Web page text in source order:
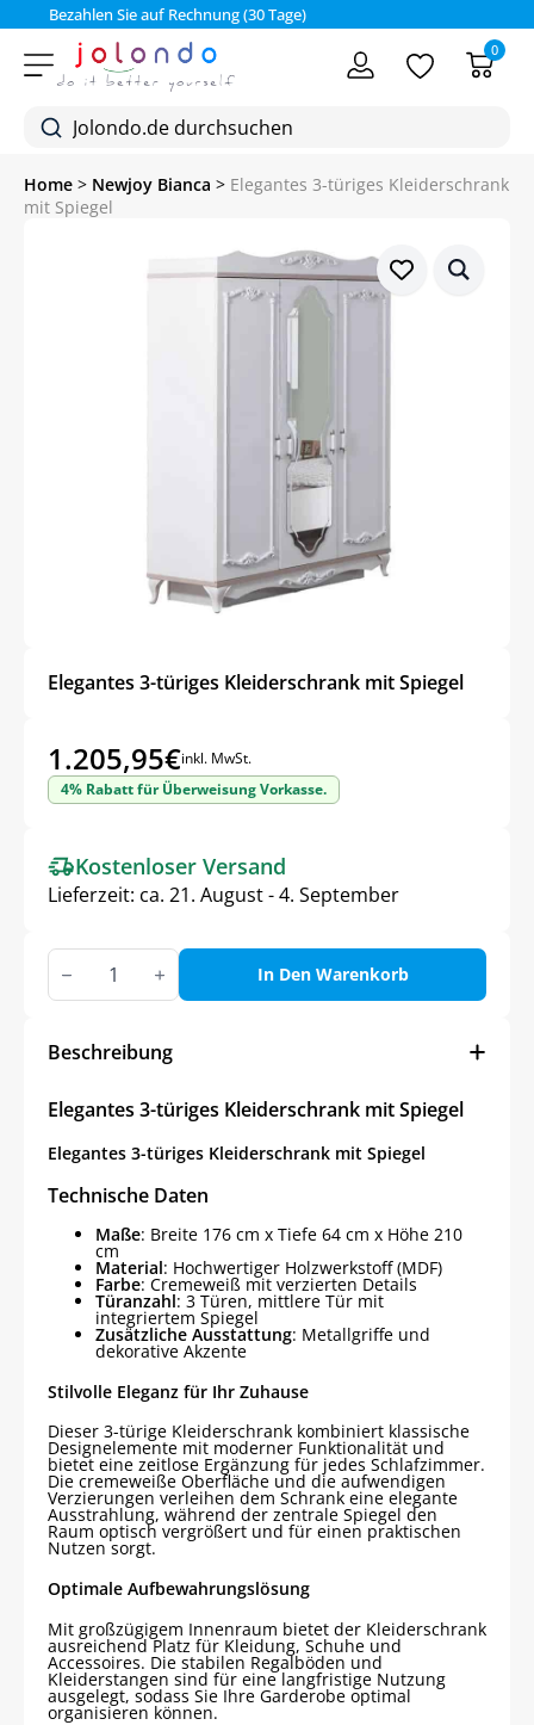
Bezahlen Sie auf Rechnung (30 Tage)
0
Home > Newjoy Bianca > Elegantes 3-türiges Kleiderschrank
mit Spiegel
Elegantes 3-türiges Kleiderschrank mit Spiegel
1.205,95€inkl. MwSt.
4% Rabatt für Überweisung Vorkasse.
Kostenloser Versand
Lieferzeit: ca. 21. August - 4. September
Elegantes
3-
türiges
Spiegel
In Den Warenkorb
Beschreibung
Elegantes 3-türiges Kleiderschrank mit Spiegel
Elegantes 3-türiges Kleiderschrank mit Spiegel
Technische Daten
Maße: Breite 176 cm x Tiefe 64 cm x Höhe 210
cm
Material: Hochwertiger Holzwerkstoff (MDF)
Farbe: Cremeweiß mit verzierten Details
Türanzahl: 3 Türen, mittlere Tür mit
integriertem Spiegel
Zusätzliche Ausstattung: Metallgriffe und
dekorative Akzente
Stilvolle Eleganz für Ihr Zuhause
Dieser 3-türige Kleiderschrank kombiniert klassische
Designelemente mit moderner Funktionalität und
bietet eine zeitlose Ergänzung für jedes Schlafzimmer.
Die cremeweiße Oberfläche und die aufwendigen
Verzierungen verleihen dem Schrank eine elegante
Ausstrahlung, während der zentrale Spiegel den
Raum optisch vergrößert und für einen praktischen
Nutzen sorgt.
Optimale Aufbewahrungslösung
Mit großzügigem Innenraum bietet der Kleiderschrank
ausreichend Platz für Kleidung, Schuhe und
Accessoires. Die stabilen Regalböden und
Kleiderstangen sind für eine langfristige Nutzung
ausgelegt, sodass Sie Ihre Garderobe optimal
organisieren können.